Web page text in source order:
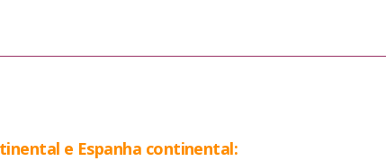
e Espanha continental: